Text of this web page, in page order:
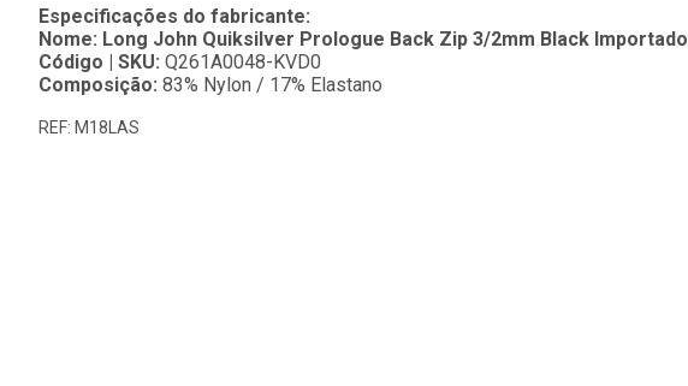
Especificações do fabricante:
Nome: Long John Quiksilver Prologue Back Zip 3/2mm Black Importado
Código | SKU: Q261A0048-KVD0
Composição: 83% Nylon / 17% Elastano
REF: M18LAS